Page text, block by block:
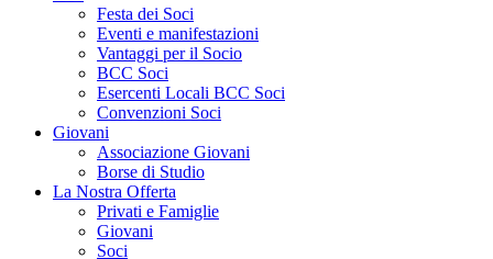
Festa dei Soci
Eventi e manifestazioni
Vantaggi per il Socio
BCC Soci
Esercenti Locali BCC Soci
Convenzioni Soci
Giovani
Associazione Giovani
Borse di Studio
La Nostra Offerta
Privati e Famiglie
Giovani
Soci